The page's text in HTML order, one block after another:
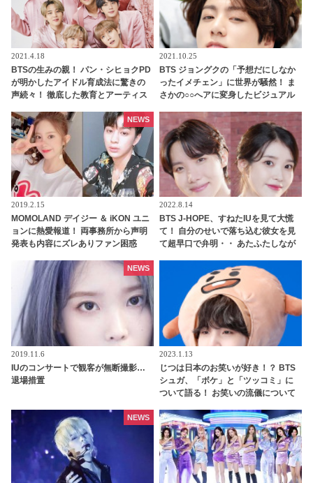
2021.4.18
BTSの生みの親！ パン・シヒョクPD
が明かしたアイドル育成法に驚きの
声続々！ 徹底した教育とアーティス
2021.10.25
BTS ジョングクの「予想だにしなか
ったイメチェン」に世界が騒然！ ま
さかの○○へアに変身したビジュアル
る… 落ち着いた黒髪からガラリと雰
囲気を変えた美貌に驚きを隠せない
声殺到
2019.2.15
MOMOLAND デイジー ＆ iKON ユニ
ョンに熱愛報道！ 両事務所から声明
発表も内容にズレありファン困惑
NEWS
2022.8.14
BTS J-HOPE、すねたIUを見て大慌
て！ 自分のせいで落ち込む彼女を見
て超早口で弁明・・ あたふたしなが
2019.11.6
IUのコンサートで観客が無断撮影…
退場措置
NEWS
2023.1.13
じつは日本のお笑いが好き！？ BTS
シュガ、「ボケ」と「ツッコミ」に
ついて語る！ お笑いの流儀について
NEWS